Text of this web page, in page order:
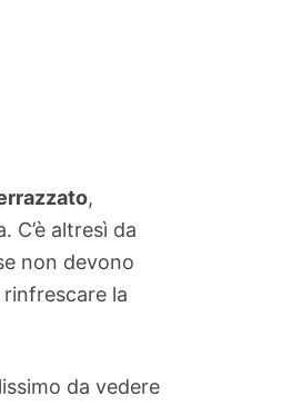
,
C’è altresì da
non devono
la
da vedere